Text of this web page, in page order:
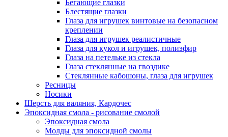
Бегающие глазки
Блестящие глазки
Глаза для игрушек винтовые на безопасном
креплении
Глаза для игрушек реалистичные
Глаза для кукол и игрушек, полиэфир
Глаза на петельке из стекла
Глаза стеклянные на гвоздике
Стеклянные кабошоны, глаза для игрушек
Ресницы
Носики
Шерсть для валяния, Кардочес
Эпоксидная смола - рисование смолой
Эпоксидная смола
Молды для эпоксидной смолы